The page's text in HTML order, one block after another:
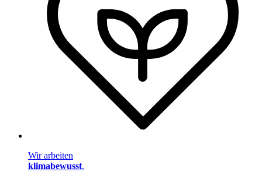
Wir arbeiten
klimabewusst.